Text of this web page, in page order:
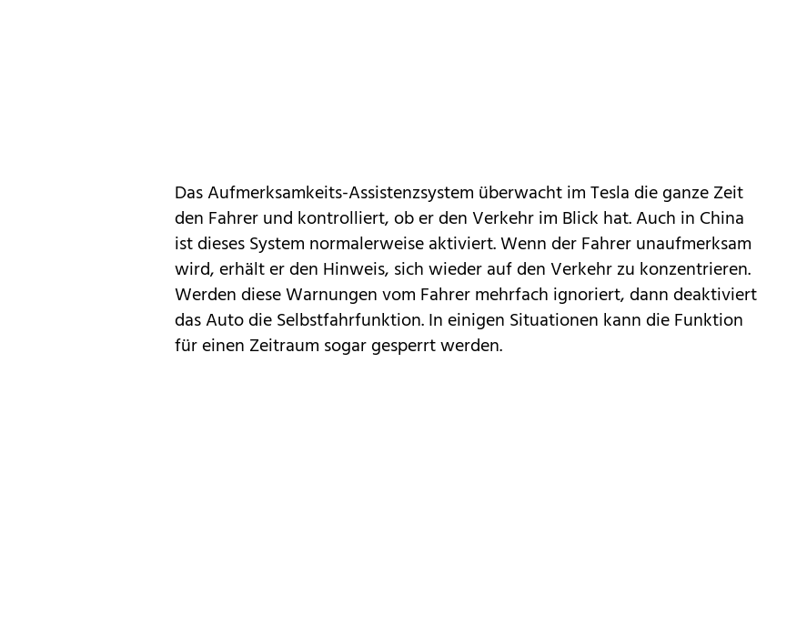
Das Aufmerksamkeits-Assistenzsystem überwacht im Tesla die ganze Zeit
den Fahrer und kontrolliert, ob er den Verkehr im Blick hat. Auch in China
ist dieses System normalerweise aktiviert. Wenn der Fahrer unaufmerksam
wird, erhält er den Hinweis, sich wieder auf den Verkehr zu konzentrieren.
Werden diese Warnungen vom Fahrer mehrfach ignoriert, dann deaktiviert
das Auto die Selbstfahrfunktion. In einigen Situationen kann die Funktion
für einen Zeitraum sogar gesperrt werden.